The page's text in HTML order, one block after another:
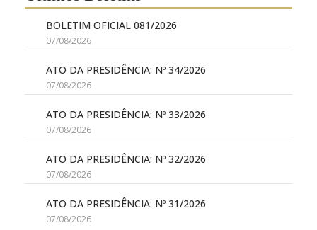
BOLETIM OFICIAL 081/2026
07/08/2026
ATO DA PRESIDÊNCIA: Nº 34/2026
07/08/2026
ATO DA PRESIDÊNCIA: Nº 33/2026
07/08/2026
ATO DA PRESIDÊNCIA: Nº 32/2026
07/08/2026
ATO DA PRESIDÊNCIA: Nº 31/2026
07/08/2026